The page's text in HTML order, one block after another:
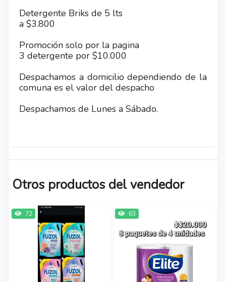
Detergente Briks de 5 lts
a $3.800
Promoción solo por la pagina
3 detergente por $10.000
Despachamos a domicilio dependiendo de la
comuna es el valor del despacho
Despachamos de Lunes a Sábado.
Otros productos del vendedor
72 63